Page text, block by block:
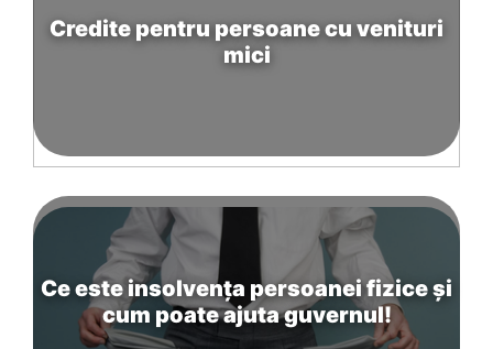
Credite pentru persoane cu venituri
mici
Ce este insolvența persoanei fizice și
cum poate ajuta guvernul!